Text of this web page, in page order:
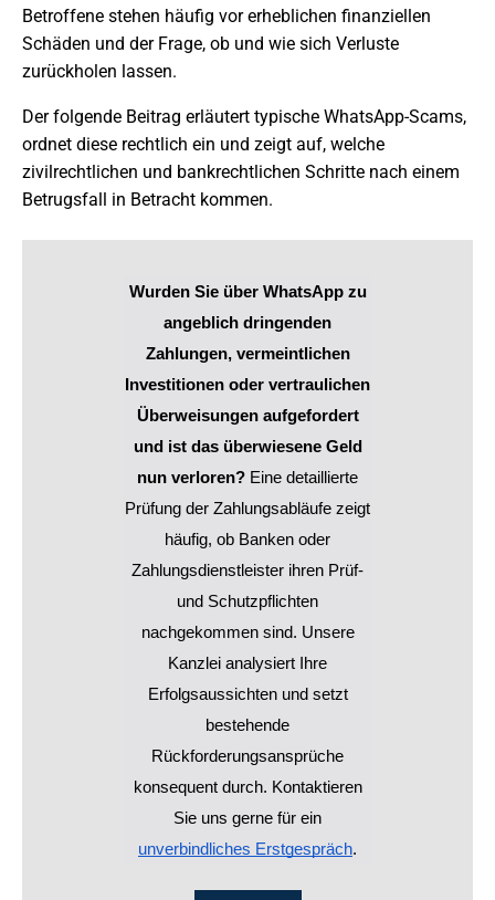
Betroffene stehen häufig vor erheblichen finanziellen
Schäden und der Frage, ob und wie sich Verluste
zurückholen lassen.
Der folgende Beitrag erläutert typische WhatsApp-Scams,
ordnet diese rechtlich ein und zeigt auf, welche
zivilrechtlichen und bankrechtlichen Schritte nach einem
Betrugsfall in Betracht kommen.
Wurden Sie über WhatsApp zu
angeblich dringenden
Zahlungen, vermeintlichen
Investitionen oder vertraulichen
Überweisungen aufgefordert
und ist das überwiesene Geld
nun verloren? Eine detaillierte
Prüfung der Zahlungsabläufe zeigt
häufig, ob Banken oder
Zahlungsdienstleister ihren Prüf-
und Schutzpflichten
nachgekommen sind. Unsere
Kanzlei analysiert Ihre
Erfolgsaussichten und setzt
bestehende
Rückforderungsansprüche
konsequent durch. Kontaktieren
Sie uns gerne für ein
unverbindliches Erstgespräch.